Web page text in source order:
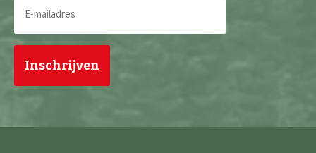
mailadres
(Vereist)